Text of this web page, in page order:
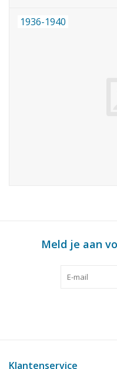
1936-1940
Meld je aan
Klantenservice